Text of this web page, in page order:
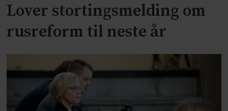
Lover stortingsmelding om
rusreform til neste år